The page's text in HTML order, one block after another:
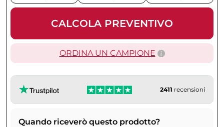
CALCOLA PREVENTIVO
ORDINA UN CAMPIONE
2411 recensioni
Quando riceverò questo prodotto?